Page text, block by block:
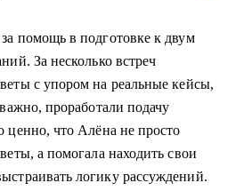
помощь в подготовке к двум
За несколько встреч
с упором на реальные кейсы,
проработали подачу
ценно, что Алёна не просто
а помогала находить свои
логику рассуждений.